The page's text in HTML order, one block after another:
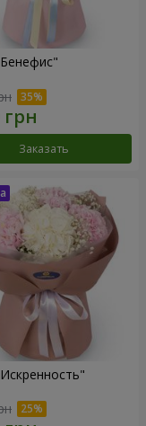
Заказать